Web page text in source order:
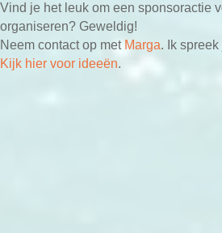
Vind je het leuk om een sponsoractie
organiseren? Geweldig!
Neem contact op met Marga. Ik
Kijk hier voor ideeën.